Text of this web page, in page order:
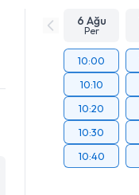
6 Ağu
Per
10:00
10:10
10:20
10:30
10:40